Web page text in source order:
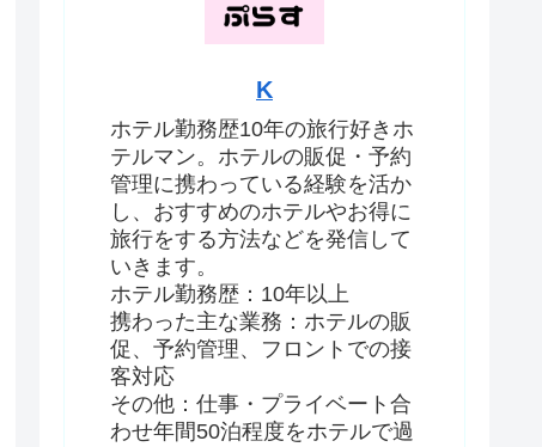
K
ホテル勤務歴10年の旅行好きホ
テルマン。ホテルの販促・予約
管理に携わっている経験を活か
し、おすすめのホテルやお得に
旅行をする方法などを発信して
いきます。
ホテル勤務歴：10年以上
携わった主な業務：ホテルの販
促、予約管理、フロントでの接
客対応
その他：仕事・プライベート合
わせ年間50泊程度をホテルで過